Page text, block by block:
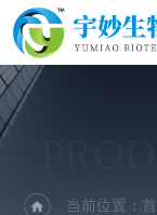
当前位置：